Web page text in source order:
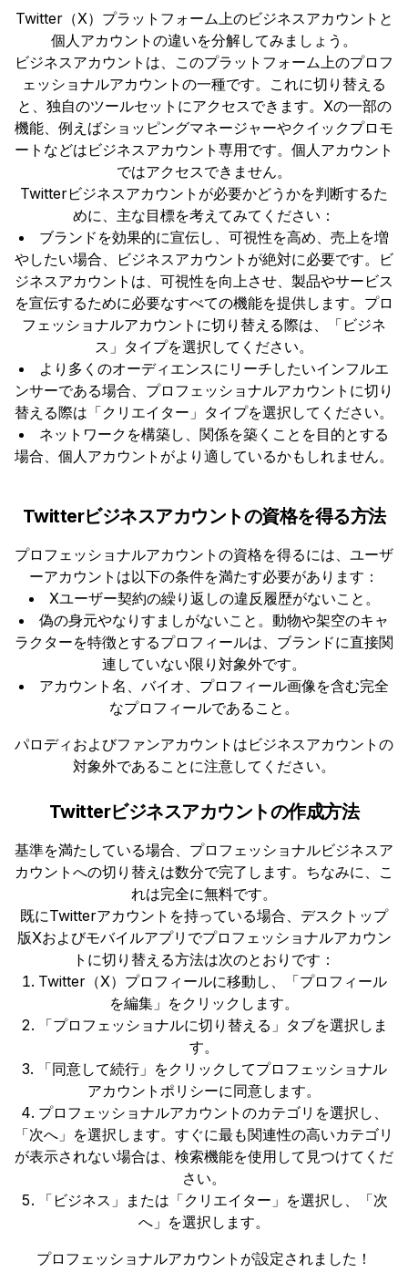
Twitter（X）プラットフォーム上のビジネスアカウントと
個人アカウントの違いを分解してみましょう。
ビジネスアカウントは、このプラットフォーム上のプロフ
ェッショナルアカウントの一種です。これに切り替える
と、独自のツールセットにアクセスできます。Xの一部の
機能、例えばショッピングマネージャーやクイックプロモ
ートなどはビジネスアカウント専用です。個人アカウント
ではアクセスできません。
Twitterビジネスアカウントが必要かどうかを判断するた
めに、主な目標を考えてみてください：
ブランドを効果的に宣伝し、可視性を高め、売上を増
やしたい場合、ビジネスアカウントが絶対に必要です。ビ
ジネスアカウントは、可視性を向上させ、製品やサービス
を宣伝するために必要なすべての機能を提供します。プロ
フェッショナルアカウントに切り替える際は、「ビジネ
ス」タイプを選択してください。
より多くのオーディエンスにリーチしたいインフルエ
ンサーである場合、プロフェッショナルアカウントに切り
替える際は「クリエイター」タイプを選択してください。
ネットワークを構築し、関係を築くことを目的とする
場合、個人アカウントがより適しているかもしれません。
Twitterビジネスアカウントの資格を得る方法
プロフェッショナルアカウントの資格を得るには、ユーザ
ーアカウントは以下の条件を満たす必要があります：
Xユーザー契約の繰り返しの違反履歴がないこと。
偽の身元やなりすましがないこと。動物や架空のキャ
ラクターを特徴とするプロフィールは、ブランドに直接関
連していない限り対象外です。
アカウント名、バイオ、プロフィール画像を含む完全
なプロフィールであること。
パロディおよびファンアカウントはビジネスアカウントの
対象外であることに注意してください。
Twitterビジネスアカウントの作成方法
基準を満たしている場合、プロフェッショナルビジネスア
カウントへの切り替えは数分で完了します。ちなみに、こ
れは完全に無料です。
既にTwitterアカウントを持っている場合、デスクトップ
版Xおよびモバイルアプリでプロフェッショナルアカウン
トに切り替える方法は次のとおりです：
Twitter（X）プロフィールに移動し、「プロフィール
を編集」をクリックします。
「プロフェッショナルに切り替える」タブを選択しま
す。
「同意して続行」をクリックしてプロフェッショナル
アカウントポリシーに同意します。
プロフェッショナルアカウントのカテゴリを選択し、
「次へ」を選択します。すぐに最も関連性の高いカテゴリ
が表示されない場合は、検索機能を使用して見つけてくだ
さい。
「ビジネス」または「クリエイター」を選択し、「次
へ」を選択します。
プロフェッショナルアカウントが設定されました！